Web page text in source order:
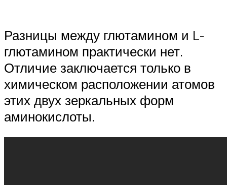
Разницы между глютамином и L-
глютамином практически нет.
Отличие заключается только в
химическом расположении атомов
этих двух зеркальных форм
аминокислоты.